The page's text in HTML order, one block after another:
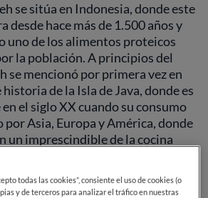
se sitúa en Indonesia, donde este
desde hace más de 1.500 años y
uno de los alimentos proteicos
la población. A principios del
se mencionó por primera vez en
de la Isla de Java, donde es
el siglo XX cuando su consumo
por Asia, Europa y América, donde
un imprescindible de la cocina
todas las cookies”, consiente el uso de cookies (o
y de terceros para analizar el tráfico en nuestras